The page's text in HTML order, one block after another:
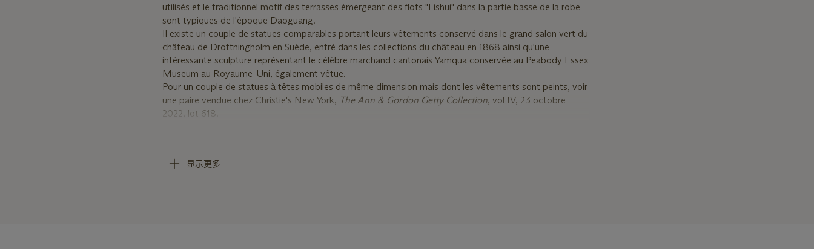
utilisés et le traditionnel motif des terrasses émergeant des flots "Lishui" dans la partie basse de la robe
sont typiques de l'époque Daoguang.
Il existe un couple de statues comparables portant leurs vêtements conservé dans le grand salon vert du
château de Drottningholm en Suède, entré dans les collections du château en 1868 ainsi qu'une
intéressante sculpture représentant le célèbre marchand cantonais Yamqua conservée au Peabody Essex
Museum au Royaume-Uni, également vêtue.
Pour un couple de statues à têtes mobiles de même dimension mais dont les vêtements sont peints, voir
une paire vendue chez Christie's New York, The Ann & Gordon Getty Collection, vol IV, 23 octobre
2022, lot 618.
handsome couple represent Han indigenous Chinese as opposed to Manchu. She has bound feet which
显示更多